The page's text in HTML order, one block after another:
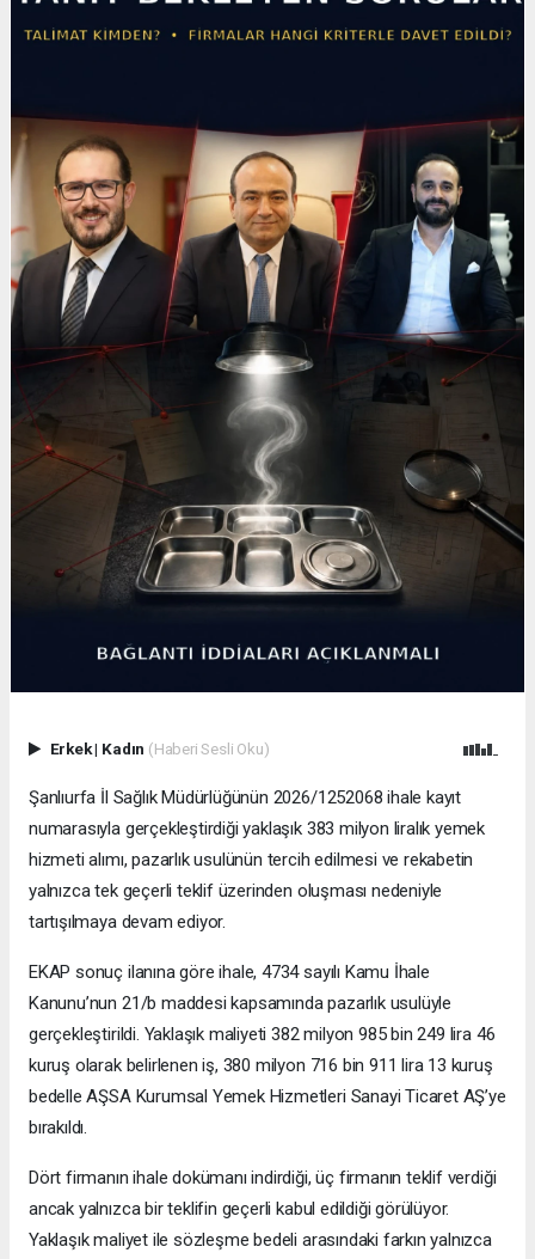
Erkek| Kadın (Haberi Sesli Oku)
Şanlıurfa İl Sağlık Müdürlüğünün 2026/1252068 ihale kayıt
numarasıyla gerçekleştirdiği yaklaşık 383 milyon liralık yemek
hizmeti alımı, pazarlık usulünün tercih edilmesi ve rekabetin
yalnızca tek geçerli teklif üzerinden oluşması nedeniyle
tartışılmaya devam ediyor.
EKAP sonuç ilanına göre ihale, 4734 sayılı Kamu İhale
Kanunu’nun 21/b maddesi kapsamında pazarlık usulüyle
gerçekleştirildi. Yaklaşık maliyeti 382 milyon 985 bin 249 lira 46
kuruş olarak belirlenen iş, 380 milyon 716 bin 911 lira 13 kuruş
bedelle AŞSA Kurumsal Yemek Hizmetleri Sanayi Ticaret AŞ’ye
bırakıldı.
Dört firmanın ihale dokümanı indirdiği, üç firmanın teklif verdiği
ancak yalnızca bir teklifin geçerli kabul edildiği görülüyor.
Yaklaşık maliyet ile sözleşme bedeli arasındaki farkın yalnızca